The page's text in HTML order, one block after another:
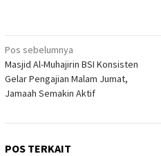
Navigasi
pos
Pos sebelumnya
Masjid Al-Muhajirin BSI Konsisten
Gelar Pengajian Malam Jumat,
Jamaah Semakin Aktif
POS TERKAIT